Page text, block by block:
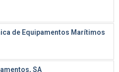
de Equipamentos Marítimos
SA